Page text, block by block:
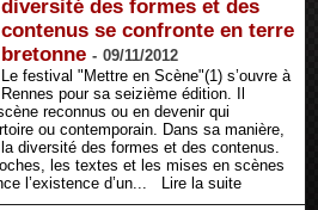
diversité des formes et des
contenus se confronte en terre
bretonne - 09/11/2012
Le festival "Mettre en Scène"(1) s’ouvre à
Rennes pour sa seizième édition. Il
reconnus ou en devenir qui
ou contemporain. Dans sa manière,
diversité des formes et des contenus.
les textes et les mises en scènes
l’existence d’un...
Lire la suite